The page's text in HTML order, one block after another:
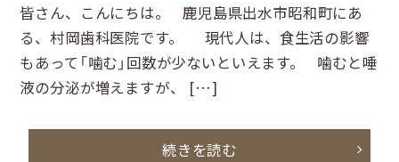
皆さん、こんにちは。 鹿児島県出水市昭和町にあ
る、村岡歯科医院です。 現代人は、食生活の影響
もあって「噛む」回数が少ないといえます。 噛むと唾
液の分泌が増えますが、 […]
続きを読む